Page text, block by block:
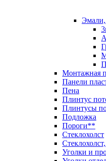
Эмали,
Монтажная
Панели
Пена
Плинтус
Плинтусы
Подложка
Пороги**
Стеклохолст
Уголки и